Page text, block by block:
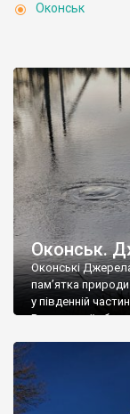
Оконськ
Оконськ.
Оконські
пам’ятка
у південній
Волинської
«Форель». Майже
потужні джерела